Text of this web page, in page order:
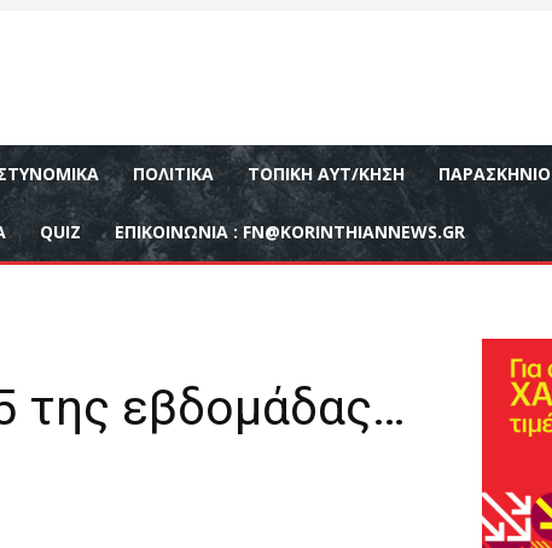
ΠΟΛΙΤΙΚΆ ΤΟΠΙΚΉ ΑΥΤ/ΚΗΣΗ ΠΑΡΑΣΚΉΝΙΟ
QUIZ ΕΠΙΚΟΙΝΩΝΊΑ : FN@KORINTHIANNEWS.GR
της εβδομάδας…